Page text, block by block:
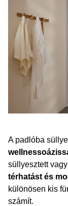
A padlóba
süllyesztett
térhatást és
különösen kis
számít.